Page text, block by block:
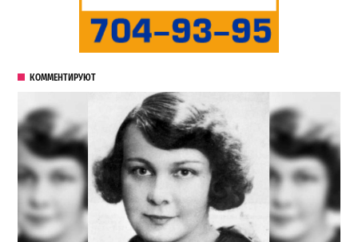
КОММЕНТИРУЮТ